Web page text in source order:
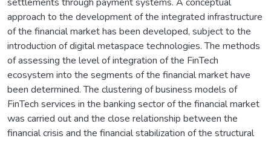
approach to the development of the integrated infrastructure
of the financial market has been developed, subject to the
introduction of digital metaspace technologies. The methods
of assessing the level of integration of the FinTech
ecosystem into the segments of the financial market have
been determined. The clustering of business models of
FinTech services in the banking sector of the financial market
was carried out and the close relationship between the
financial crisis and the financial stabilization of the structural